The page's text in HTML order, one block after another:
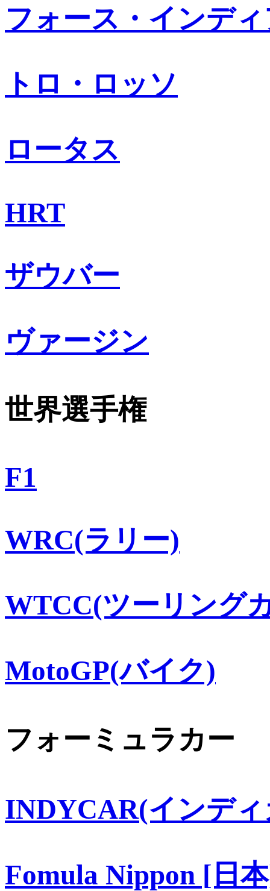
フォース・インデ
トロ・ロッソ
ロータス
HRT
ザウバー
ヴァージン
世界選手権
F1
WRC(ラリー)
WTCC(ツーリング
MotoGP(バイク)
フォーミュラカー
INDYCAR(インデ
Fomula Nippon [日